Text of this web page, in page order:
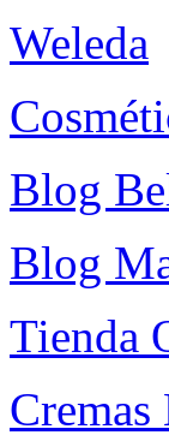
Weleda
Blog
Blog
Tienda
Cremas